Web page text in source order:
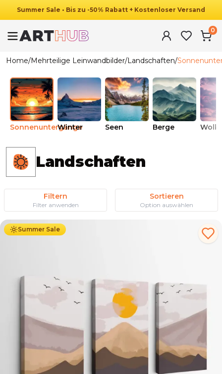
Summer Sale • Bis zu -50% Rabatt + Kostenloser Versand
0
Home/Mehrteilige Leinwandbilder/Landschaften/
Sonnenuntergänge
Winter Seen Berge
Landschaften
Filtern
Filter anwenden
Sortieren
Option auswählen
Summer Sale
44.90 € 25.90 €